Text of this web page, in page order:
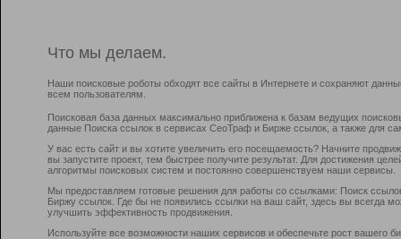
Что мы делаем.
Наши поисковые роботы обходят все сайты в Интернете и сохраняют
всем пользователям.
Поисковая база данных максимально приближена к базам ведущих
данные Поиска ссылок в сервисах СеоТраф и Бирже ссылок, а также для
У вас есть сайт и вы хотите увеличить его посещаемость? Начните
вы запустите проект, тем быстрее получите результат. Для достижения
алгоритмы поисковых систем и постоянно совершенствуем наши сервисы.
Мы предоставляем готовые решения для работы со ссылками: Поиск
Биржу ссылок. Где бы не появились ссылки на ваш сайт, здесь вы всегда
улучшить эффективность продвижения.
Используйте все возможности наших сервисов и обеспечьте рост вашего